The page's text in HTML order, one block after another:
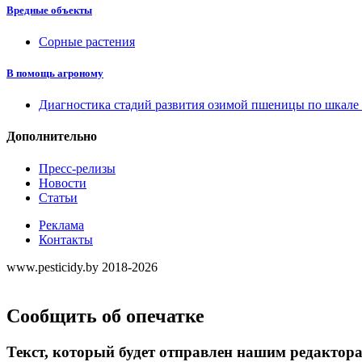
Вредные объекты
Сорные растения
В помощь агроному
Диагностика стадий развития озимой пшеницы по
Дополнительно
Пресс-релизы
Новости
Статьи
Реклама
Контакты
www.pesticidy.by 2018-2026
Сообщить об опечатке
Текст, который будет отправлен нашим